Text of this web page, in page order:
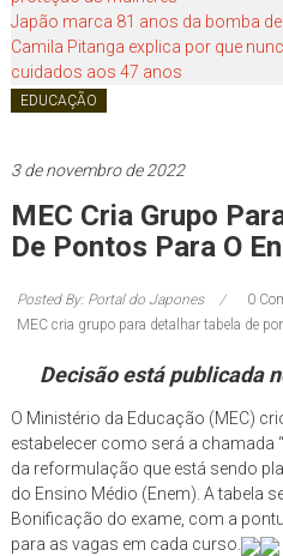
Japão marca 81 anos da bomba
Camila Pitanga explica por que
cuidados aos 47 anos
EDUCAÇÃO
3 de novembro de 2022
MEC Cria Grupo
De Pontos Para O
Posted By: Portal do Japones
0
MEC cria grupo para detalhar tabela de
Decisão está publicada
O Ministério da Educação (MEC)
estabelecer como será a chamada
da reformulação que está sendo
do Ensino Médio (Enem). A tabela
Bonificação do exame, com a
para as vagas em cada curso.